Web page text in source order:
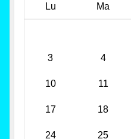
Lu Ma
3 4
10 11
17 18
24 25